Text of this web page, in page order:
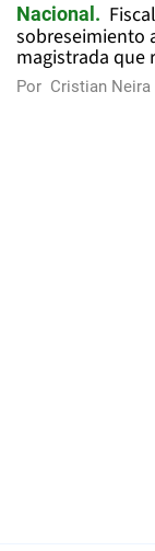
Nacional
sobreseimiento
magistrada que
Por Cristian Neira